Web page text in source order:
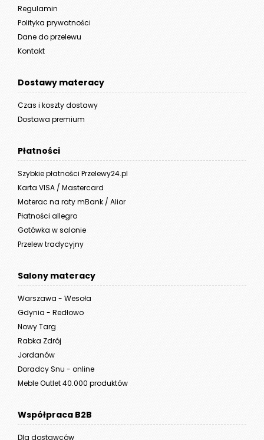
Regulamin
Polityka prywatności
Dane do przelewu
Kontakt
Dostawy materacy
Czas i koszty dostawy
Dostawa premium
Płatności
Szybkie płatności Przelewy24.pl
Karta VISA / Mastercard
Materac na raty mBank / Alior
Płatności allegro
Gotówka w salonie
Przelew tradycyjny
Salony materacy
Warszawa - Wesoła
Gdynia - Redłowo
Nowy Targ
Rabka Zdrój
Jordanów
Doradcy Snu - online
Meble Outlet 40.000 produktów
Współpraca B2B
Dla dostawców